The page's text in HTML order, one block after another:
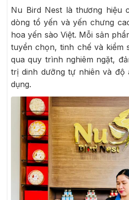
Nu Bird Nest là thương hiệu
dòng tổ yến và yến chưng
hoa yến sào Việt. Mỗi sản
tuyển chọn, tinh chế và kiểm
qua quy trình nghiêm ngặt,
trị dinh dưỡng tự nhiên và độ
dụng.